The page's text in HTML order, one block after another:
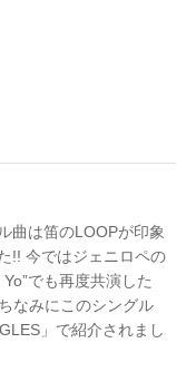
曲は笛のLOOPが印象
!! 今ではジェニロペの
でも再度共演した
なみにこのシングル
」で紹介されまし